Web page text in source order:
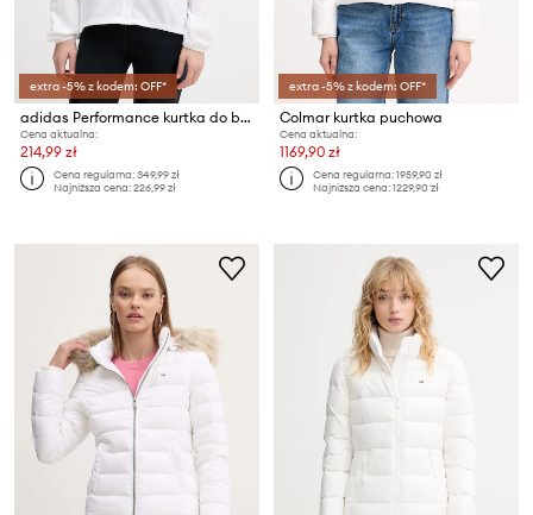
extra -5% z kodem: OFF*
adidas Performance kurtka do biegania adi365
Cena aktualna:
214,99 zł
Cena regularna:349,99 zł
Najniższa cena:226,99 zł
extra -5% z kodem: OFF*
Colmar kurtka puchowa
Cena aktualna:
1169,90 zł
Cena regularna:1959,90 zł
Najniższa cena:1229,90 zł